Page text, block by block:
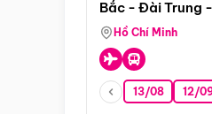
Bắc - Đài Trung
Hùng ( Bay Vn)
Hồ Chí Minh
13/08 12/